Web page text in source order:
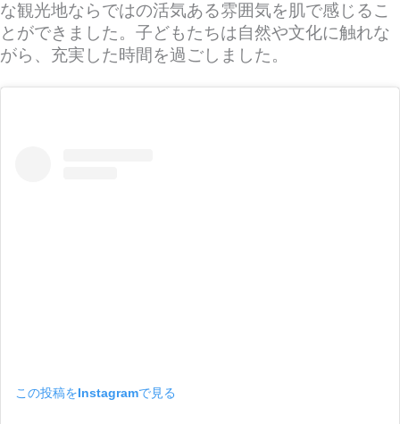
な観光地ならではの活気ある雰囲気を肌で感じるこ
とができました。子どもたちは自然や文化に触れな
がら、充実した時間を過ごしました。
この投稿をInstagramで見る